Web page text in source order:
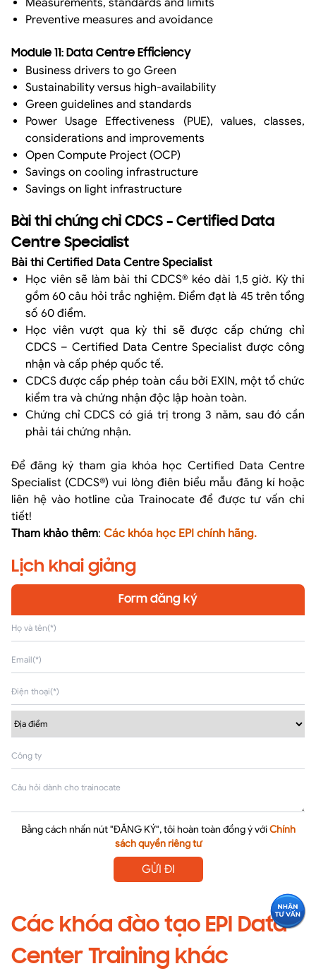
Preventive measures and avoidance
Module 11: Data Centre Efficiency
Business drivers to go Green
Sustainability versus high-availability
Green guidelines and standards
Power Usage Effectiveness (PUE), values, classes,
considerations and improvements
Open Compute Project (OCP)
Savings on cooling infrastructure
Savings on light infrastructure
Bài thi chứng chỉ CDCS – Certified Data
Centre Specialist
Bài thi Certified Data Centre Specialist
Học viên sẽ làm bài thi CDCS® kéo dài 1,5 giờ. Kỳ thi
gồm 60 câu hỏi trắc nghiệm. Điểm đạt là 45 trên tổng
số 60 điểm.
Học viên vượt qua kỳ thi sẽ được cấp chứng chỉ
CDCS – Certified Data Centre Specialist được công
nhận và cấp phép quốc tế.
CDCS được cấp phép toàn cầu bởi EXIN, một tổ chức
kiểm tra và chứng nhận độc lập hoàn toàn.
Chứng chỉ CDCS có giá trị trong 3 năm, sau đó cần
phải tái chứng nhận.
Để đăng ký tham gia khóa học Certified Data Centre
Specialist (CDCS®) vui lòng điên biểu mẫu đăng kí hoặc
liên hệ vào hotline của Trainocate để được tư vấn chi
tiết!
Tham khảo thêm: Các khóa học EPI chính hãng.
Lịch khai giảng
Form đăng ký
Bằng cách nhấn nút "ĐĂNG KÝ", tôi hoàn toàn đồng ý với Chính
sách quyền riêng tư
GỬI ĐI
Các khóa đào tạo EPI Data
Center Training khác